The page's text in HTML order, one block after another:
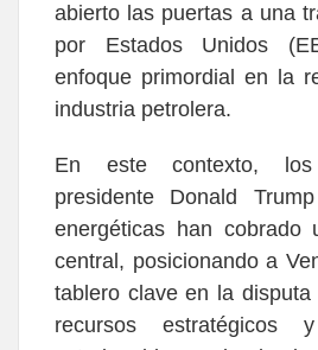
abierto las puertas a una
por Estados Unidos
enfoque primordial en la
industria petrolera.
En este contexto,
presidente Donald
energéticas han cobrado
central, posicionando a
tablero clave en la
recursos estratégicos